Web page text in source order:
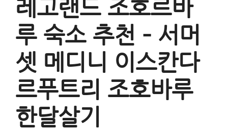
레고랜드 조호르바
루 숙소 추천 – 서머
셋 메디니 이스칸다
르푸트리 조호바루
한달살기